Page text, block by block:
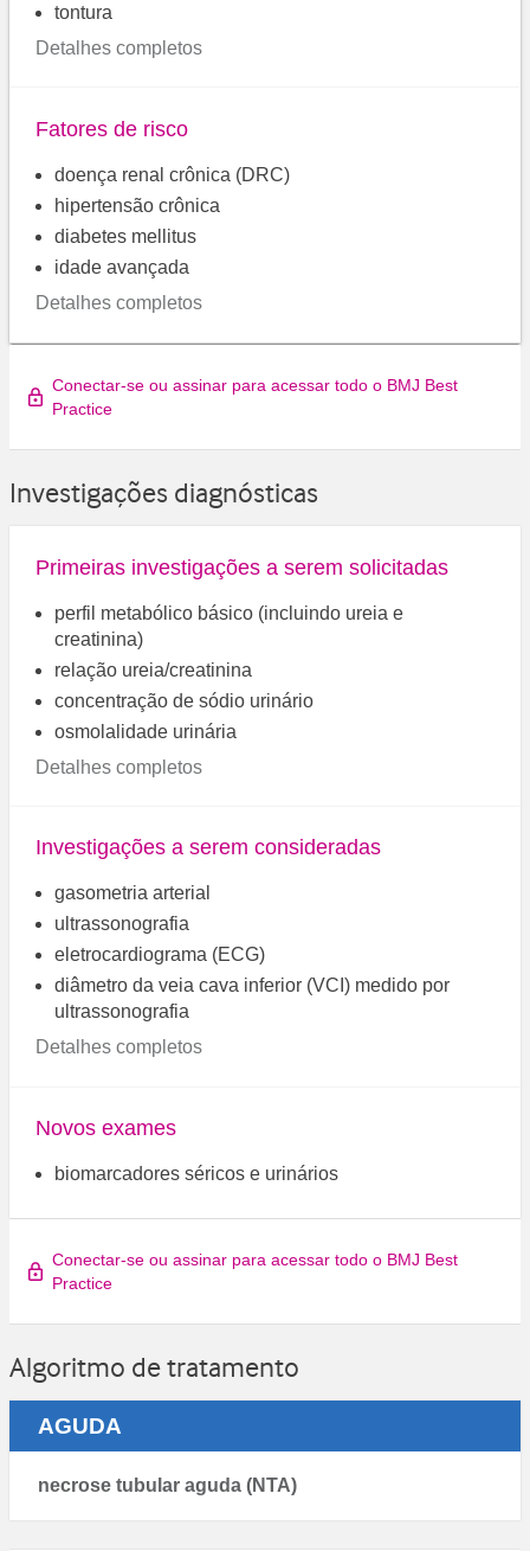
tontura
Detalhes completos
Fatores de risco
doença renal crônica (DRC)
hipertensão crônica
diabetes mellitus
idade avançada
Detalhes completos
Conectar-se ou assinar para acessar todo o BMJ Best
Practice
Investigações diagnósticas
Primeiras investigações a serem solicitadas
perfil metabólico básico (incluindo ureia e
creatinina)
relação ureia/creatinina
concentração de sódio urinário
osmolalidade urinária
Detalhes completos
Investigações a serem consideradas
gasometria arterial
ultrassonografia
eletrocardiograma (ECG)
diâmetro da veia cava inferior (VCI) medido por
ultrassonografia
Detalhes completos
Novos exames
biomarcadores séricos e urinários
Conectar-se ou assinar para acessar todo o BMJ Best
Practice
Algoritmo de tratamento
AGUDA
necrose tubular aguda (NTA)